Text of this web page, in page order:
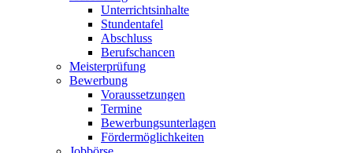
Unterrichtsinhalte
Stundentafel
Abschluss
Berufschancen
Meisterprüfung
Bewerbung
Voraussetzungen
Termine
Bewerbungsunterlagen
Fördermöglichkeiten